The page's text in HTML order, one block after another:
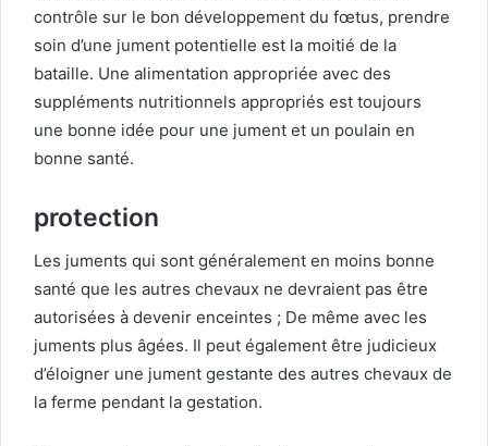
contrôle sur le bon développement du fœtus, prendre
soin d’une jument potentielle est la moitié de la
bataille. Une alimentation appropriée avec des
suppléments nutritionnels appropriés est toujours
une bonne idée pour une jument et un poulain en
bonne santé.
protection
Les juments qui sont généralement en moins bonne
santé que les autres chevaux ne devraient pas être
autorisées à devenir enceintes ; De même avec les
juments plus âgées. Il peut également être judicieux
d’éloigner une jument gestante des autres chevaux de
la ferme pendant la gestation.